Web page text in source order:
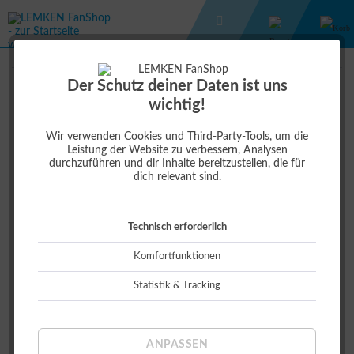
Der Schutz deiner Daten ist uns
wichtig!
Wir verwenden Cookies und Third-Party-Tools, um die
Leistung der Website zu verbessern, Analysen
durchzuführen und dir Inhalte bereitzustellen, die für
dich relevant sind.
Technisch erforderlich
Komfortfunktionen
Statistik & Tracking
ANPASSEN
BAUER&BÜFFEL
(57,14% )